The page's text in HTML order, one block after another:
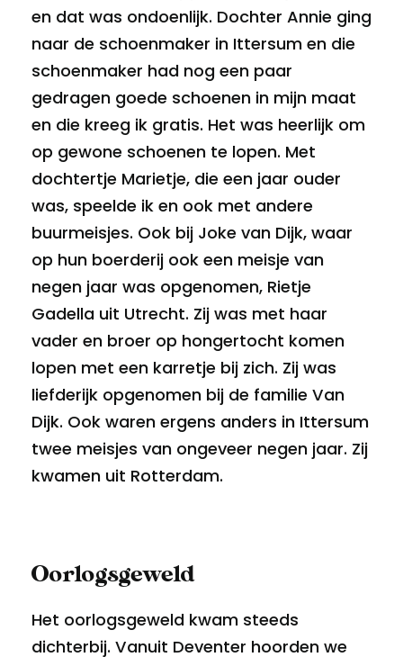
en dat was ondoenlijk. Dochter Annie ging
naar de schoenmaker in Ittersum en die
schoenmaker had nog een paar
gedragen goede schoenen in mijn maat
en die kreeg ik gratis. Het was heerlijk om
op gewone schoenen te lopen. Met
dochtertje Marietje, die een jaar ouder
was, speelde ik en ook met andere
buurmeisjes. Ook bij Joke van Dijk, waar
op hun boerderij ook een meisje van
negen jaar was opgenomen, Rietje
Gadella uit Utrecht. Zij was met haar
vader en broer op hongertocht komen
lopen met een karretje bij zich. Zij was
liefderijk opgenomen bij de familie Van
Dijk. Ook waren ergens anders in Ittersum
twee meisjes van ongeveer negen jaar. Zij
kwamen uit Rotterdam.
Oorlogsgeweld
Het oorlogsgeweld kwam steeds
dichterbij. Vanuit Deventer hoorden we